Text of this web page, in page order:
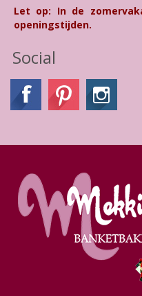
Let op: In de
openingstijden.
Social